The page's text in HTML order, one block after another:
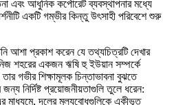
এবং আধুনিক কর্পোরেট ব্যবস্থাপনার মধ্যে
একটি গম্ভীর কিন্তু উৎসাহী পরিবেশে শুরু
আশা প্রকাশ করেন যে তথ্যচিত্রটি দেখার
নিজ শহরের একজন ঋষি হু ইউয়ান সম্পর্কে
গভীর শিক্ষামূলক চিন্তাভাবনা বুঝতে
নির্দিষ্ট প্রয়োজনীয়তাগুলি তুলে ধরেন:
মাধ্যমে, দলের মূল্যবোধগুলিকে একীভূত